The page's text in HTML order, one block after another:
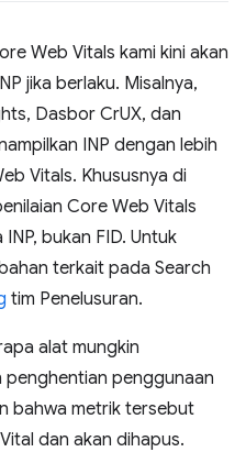
Web Vitals kami kini akan
jika berlaku. Misalnya,
Dasbor CrUX, dan
INP dengan lebih
Vitals. Khususnya di
Core Web Vitals
bukan FID. Untuk
terkait pada Search
tim Penelusuran.
alat mungkin
penghentian penggunaan
bahwa metrik tersebut
dan akan dihapus.